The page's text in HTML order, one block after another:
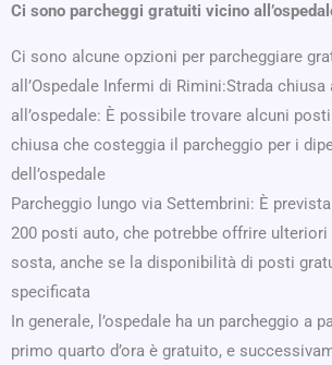
Ci sono parcheggi gratuiti vicino
Ci sono alcune opzioni per parcheggiare
all’Ospedale Infermi di Rimini:Strada chiusa
all’ospedale: È possibile trovare alcuni
chiusa che costeggia il parcheggio per i
dell’ospedale
Parcheggio lungo via Settembrini: È
200 posti auto, che potrebbe offrire
sosta, anche se la disponibilità di posti
specificata
In generale, l’ospedale ha un parcheggio a
primo quarto d’ora è gratuito, e